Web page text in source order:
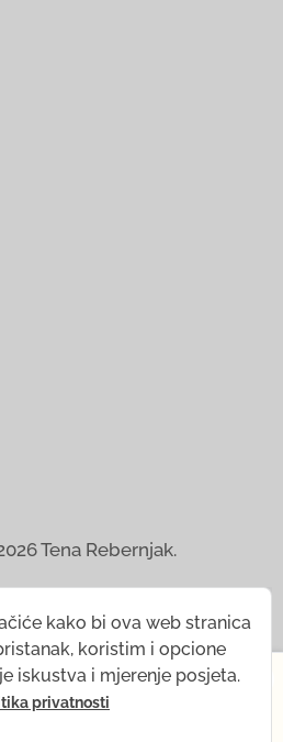
Tena Rebernjak.
od Stjepan Tafra.
svoj ritam — dolazi mi
kako bi ova web stranica
koristim i opcione
iskustva i mjerenje posjeta.
privatnosti